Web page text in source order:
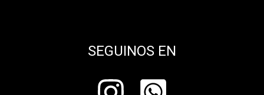
SEGUINOS EN